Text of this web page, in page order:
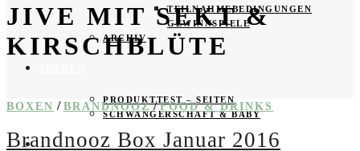
TEILNAHMEBEDINGUNGEN
GEWINNSPIELE
ARCHIV
PRODUKTTEST – SEITEN
SCHWANGERSCHAFT & BABY
PRODUKTTESTER GESUCHT
JIVE MIT SEKT &
KIRSCHBLÜTE
BOXEN / BRANDNOOZ / FOOD & DRINKS
Brandnooz Box Januar 2016